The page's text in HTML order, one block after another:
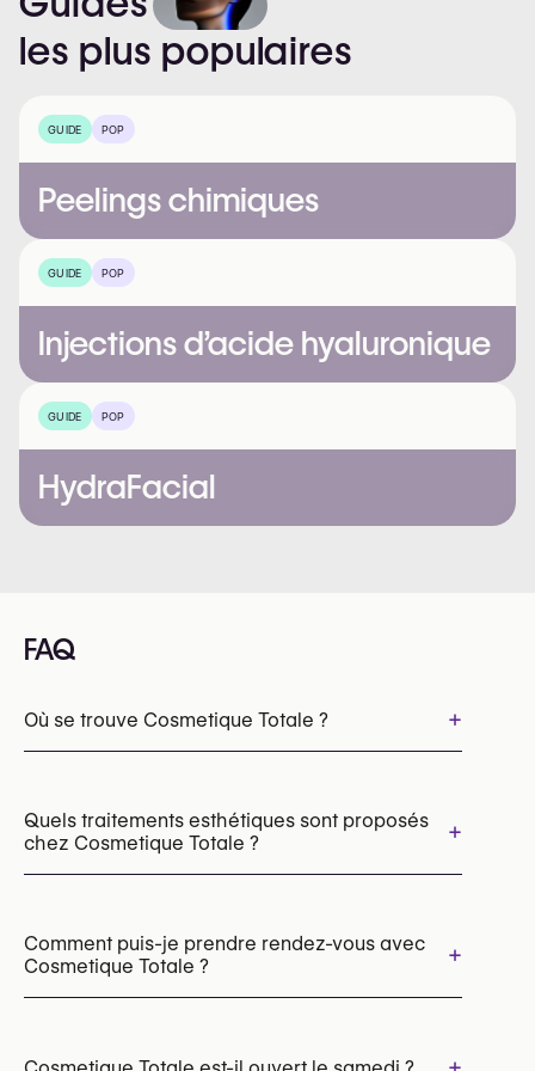
les plus populaires
GUIDE POP
Peelings chimiques
GUIDE POP
Injections d’acide hyaluronique
GUIDE POP
HydraFacial
FAQ
Où se trouve Cosmetique Totale ? +
Quels traitements esthétiques sont proposés
chez Cosmetique Totale ?
+
Injections d’acide hyaluronique
Projection du menton
Jawline Contouring
Injections d’acide hyaluronique pour les cernes
Comment puis-je prendre rendez-vous avec
Cosmetique Totale ?
+
téléphone au